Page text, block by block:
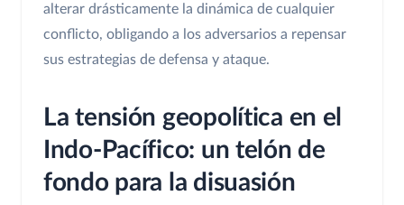
alterar drásticamente la dinámica de cualquier
conflicto, obligando a los adversarios a repensar
sus estrategias de defensa y ataque.
La tensión geopolítica en el
Indo-Pacífico: un telón de
fondo para la disuasión